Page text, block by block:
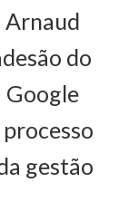
Arnaud
do
Google
gestão